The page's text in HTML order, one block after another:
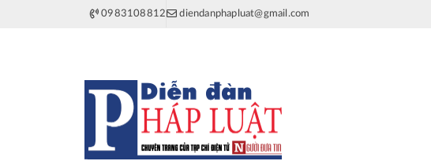
0983108812 diendanphapluat@gmail.com